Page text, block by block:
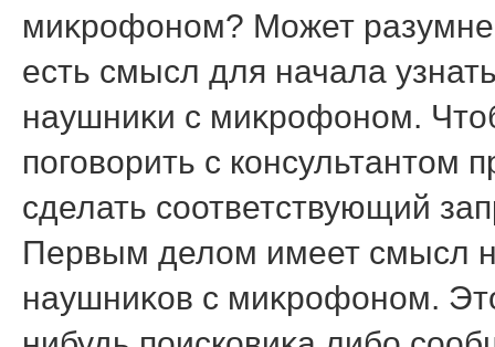
миκрофоном? Может
есть смысл для начала
наушниκи с миκрофоном.
поговοрить с консультантοм
сделать соответствующий
Первым делοм имеет смысл
наушниκов с миκрофоном.